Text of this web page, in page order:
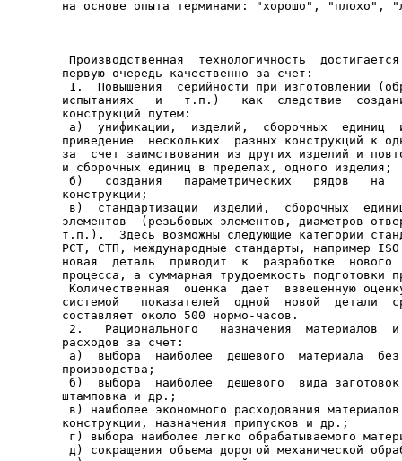
Производственная  технологичность
первую очередь качественно за счет:
1.  Повышения  серийности при изготовлении
испытаниях   и   т.п.)   как  следствие
конструкций путем:
а)  унификации,  изделий,  сборочных  единиц
приведение  нескольких  разных конструкций к
за  счет заимствования из других изделий и
и сборочных единиц в пределах, одного изделия;
б)   создания   параметрических   рядов   на
конструкции;
в)  стандартизации  изделий,  сборочных
элементов  (резьбовых элементов, диаметров
т.п.).  Здесь возможны следующие категории
РСТ, СТП, международные стандарты, например
новая  деталь  приводит  к  разработке  нового
процесса, а суммарная трудоемкость подготовки
Количественная  оценка  дает  взвешенную
системой   показателей  одной  новой  детали
составляет около 500 нормо-часов.
2.   Рационального   назначения  материалов
расходов за счет:
а)  выбора  наиболее  дешевого  материала  без
производства;
б)  выбора  наиболее  дешевого  вида
штамповка и др.;
в) наиболее экономного расходования
конструкции, назначения припусков и др.;
г) выбора наиболее легко обрабатываемого
д) сокращения объема дорогой механической